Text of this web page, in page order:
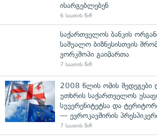
ისარგებლებენ
6 საათის წინ
საქართველოს ბანკის
საშუალო ბიზნესისთვის
ვორკშოპი გაიმართა
7 საათის წინ
2008 წლის ომის შედეგები
უთხრის საქართველოს
სუვერენიტეტსა და
— ევროკავშირის
7 საათის წინ